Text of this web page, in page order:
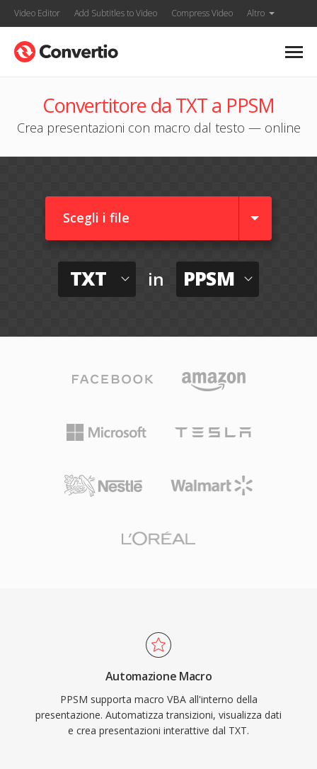
Video Editor Add Subtitles to Video Compress Video Altro
Convertitore da TXT a PPSM
Crea presentazioni con macro dal testo — online
Scegli i file
TXT in PPSM
Automazione Macro
PPSM supporta macro VBA all'interno della
presentazione. Automatizza transizioni, visualizza dati
e crea presentazioni interattive dal TXT.